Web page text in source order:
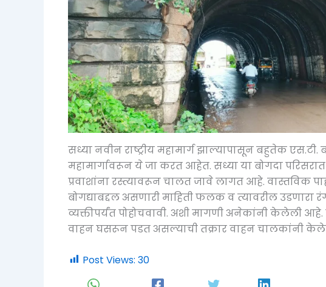
सध्या नवीन राष्ट्रीय महामार्ग झाल्यापासून बहुतेक एस.टी.
महामार्गावरून ये जा करत आहेत. सध्या या बोगदा
प्रवाशांना रस्त्यावरून चालत जावे लागत आहे. वास्तविक
बोगद्याबद्दल असणारी माहिती फलक व त्यावरील उडणारा
व्यक्तीपर्यंत पोहोचवावी. अशी मागणी अनेकांनी केलेली
वाहन घसरून पडत असल्याची तक्रार वाहन चालकांनी
Post Views: 30